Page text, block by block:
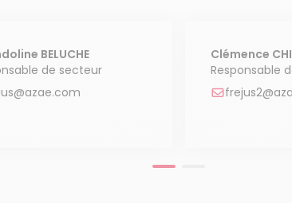
BELUCHE
de secteur
Clémence
Responsable